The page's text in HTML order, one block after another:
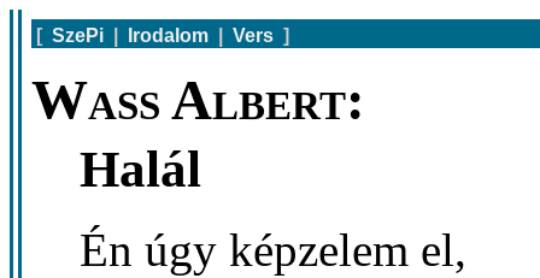
[ SzePi Irodalom Vers ]
Wass Albert:
Halál
Én úgy képzelem el,